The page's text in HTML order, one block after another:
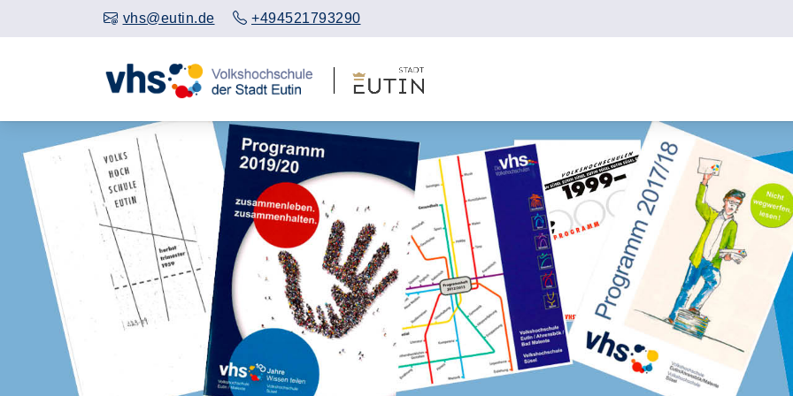
vhs@eutin.de +494521793290
Vorheriges Slider-Bild anzeigen